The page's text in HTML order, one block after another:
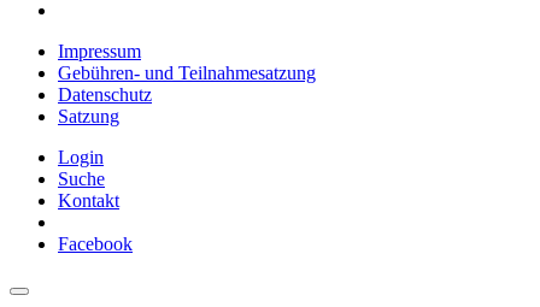
Impressum
Gebühren- und Teilnahmesatzung
Datenschutz
Satzung
Login
Suche
Kontakt
Facebook